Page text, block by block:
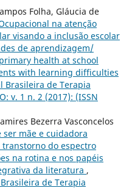
Folha, Gláucia de
na atenção
visando a inclusão escolar
de aprendizagem/
health at school
with learning difficulties
Brasileira de Terapia
v. 1 n. 2 (2017): (ISSN
Bezerra Vasconcelos
ser mãe e cuidadora
do espectro
na rotina e nos papéis
da literatura ,
de Terapia